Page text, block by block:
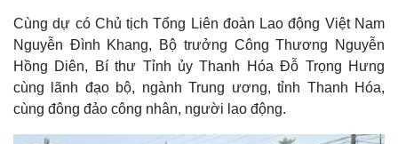
Cùng dự có Chủ tịch Tổng Liên đoàn Lao động Việt Nam
Nguyễn Đình Khang, Bộ trưởng Công Thương Nguyễn
Hồng Diên, Bí thư Tỉnh ủy Thanh Hóa Đỗ Trọng Hưng
cùng lãnh đạo bộ, ngành Trung ương, tỉnh Thanh Hóa,
cùng đông đảo công nhân, người lao động.